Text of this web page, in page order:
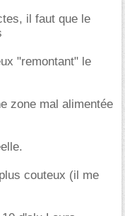
il faut que le
"remontant" le
zone mal alimentée
couteux (il me